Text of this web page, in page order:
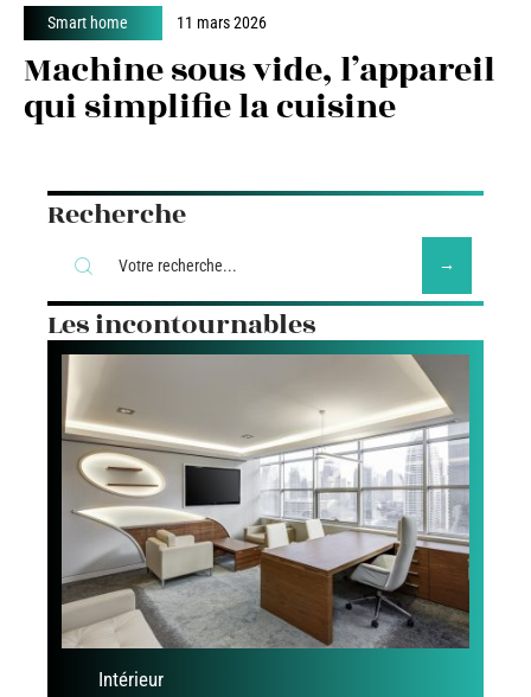
Smart home 11 mars 2026
Machine sous vide, l’appareil
qui simplifie la cuisine
Recherche
Les incontournables
Intérieur